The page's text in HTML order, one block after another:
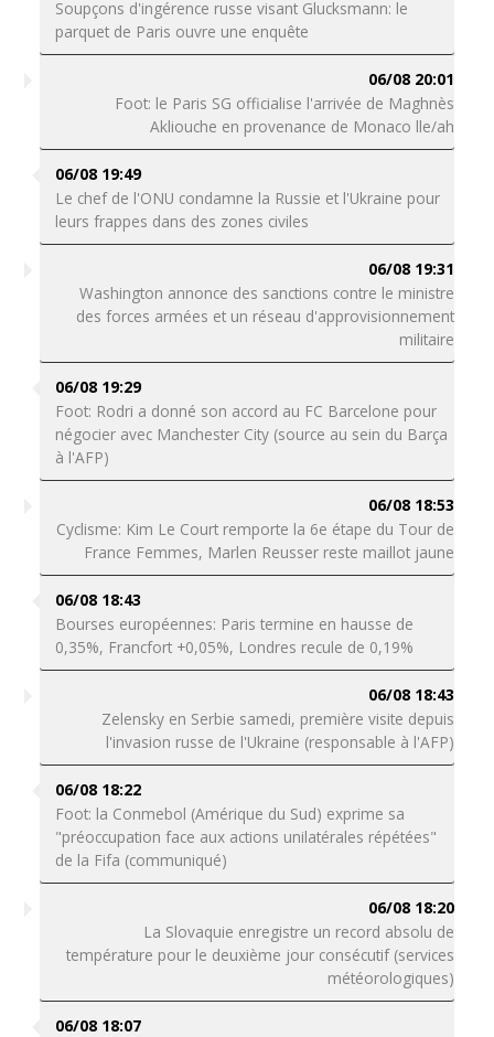
Soupçons d'ingérence russe visant Glucksmann: le
parquet de Paris ouvre une enquête
06/08 20:01
Foot: le Paris SG officialise l'arrivée de Maghnès
Akliouche en provenance de Monaco lle/ah
06/08 19:49
Le chef de l'ONU condamne la Russie et l'Ukraine pour
leurs frappes dans des zones civiles
06/08 19:31
Washington annonce des sanctions contre le ministre
des forces armées et un réseau d'approvisionnement
militaire
06/08 19:29
Foot: Rodri a donné son accord au FC Barcelone pour
négocier avec Manchester City (source au sein du Barça
à l'AFP)
06/08 18:53
Cyclisme: Kim Le Court remporte la 6e étape du Tour de
France Femmes, Marlen Reusser reste maillot jaune
06/08 18:43
Bourses européennes: Paris termine en hausse de
0,35%, Francfort +0,05%, Londres recule de 0,19%
06/08 18:43
Zelensky en Serbie samedi, première visite depuis
l'invasion russe de l'Ukraine (responsable à l'AFP)
06/08 18:22
Foot: la Conmebol (Amérique du Sud) exprime sa
"préoccupation face aux actions unilatérales répétées"
de la Fifa (communiqué)
06/08 18:20
La Slovaquie enregistre un record absolu de
température pour le deuxième jour consécutif (services
météorologiques)
06/08 18:07